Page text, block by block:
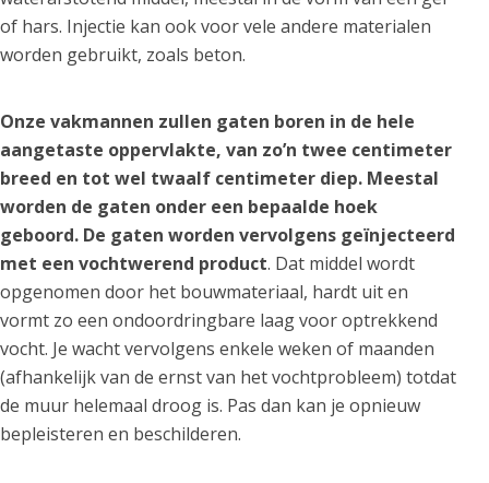
of hars. Injectie kan ook voor vele andere materialen
worden gebruikt, zoals beton.
Onze vakmannen zullen gaten boren in de hele
aangetaste oppervlakte, van zo’n twee centimeter
breed en tot wel twaalf centimeter diep. Meestal
worden de gaten onder een bepaalde hoek
geboord. De gaten worden vervolgens geïnjecteerd
met een vochtwerend product. Dat middel wordt
opgenomen door het bouwmateriaal, hardt uit en
vormt zo een ondoordringbare laag voor optrekkend
vocht. Je wacht vervolgens enkele weken of maanden
(afhankelijk van de ernst van het vochtprobleem) totdat
de muur helemaal droog is. Pas dan kan je opnieuw
bepleisteren en beschilderen.